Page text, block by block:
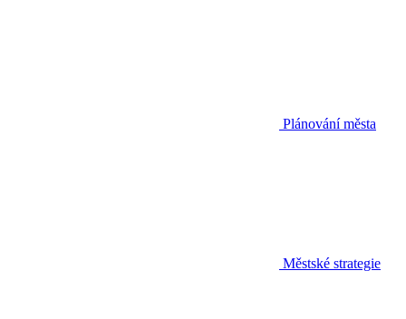
Plánování města
Městské strategie